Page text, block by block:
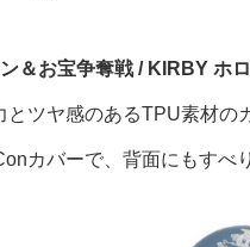
＆お宝争奪戦 / KIRBY ホ
ツヤ感のあるTPU素材の
カバーで、背面にもすべ